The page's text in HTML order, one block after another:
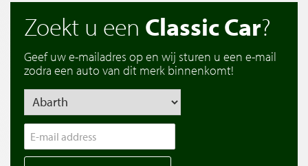
Zoekt u een Classic Car?
Geef uw e-mailadres op en wij sturen u een e-mail
zodra een auto van dit merk binnenkomt!